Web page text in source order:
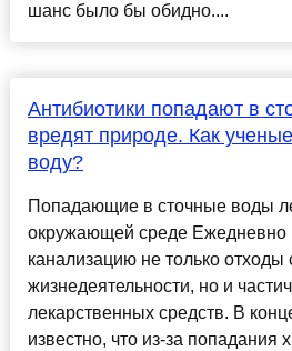
шанс было бы обидно....
Антибиотики попадают в
вредят природе. Как
воду?
Попадающие в сточные воды
окружающей среде Ежедневно
канализацию не только отходы
жизнедеятельности, но и
лекарственных средств. В
известно, что из-за попадания